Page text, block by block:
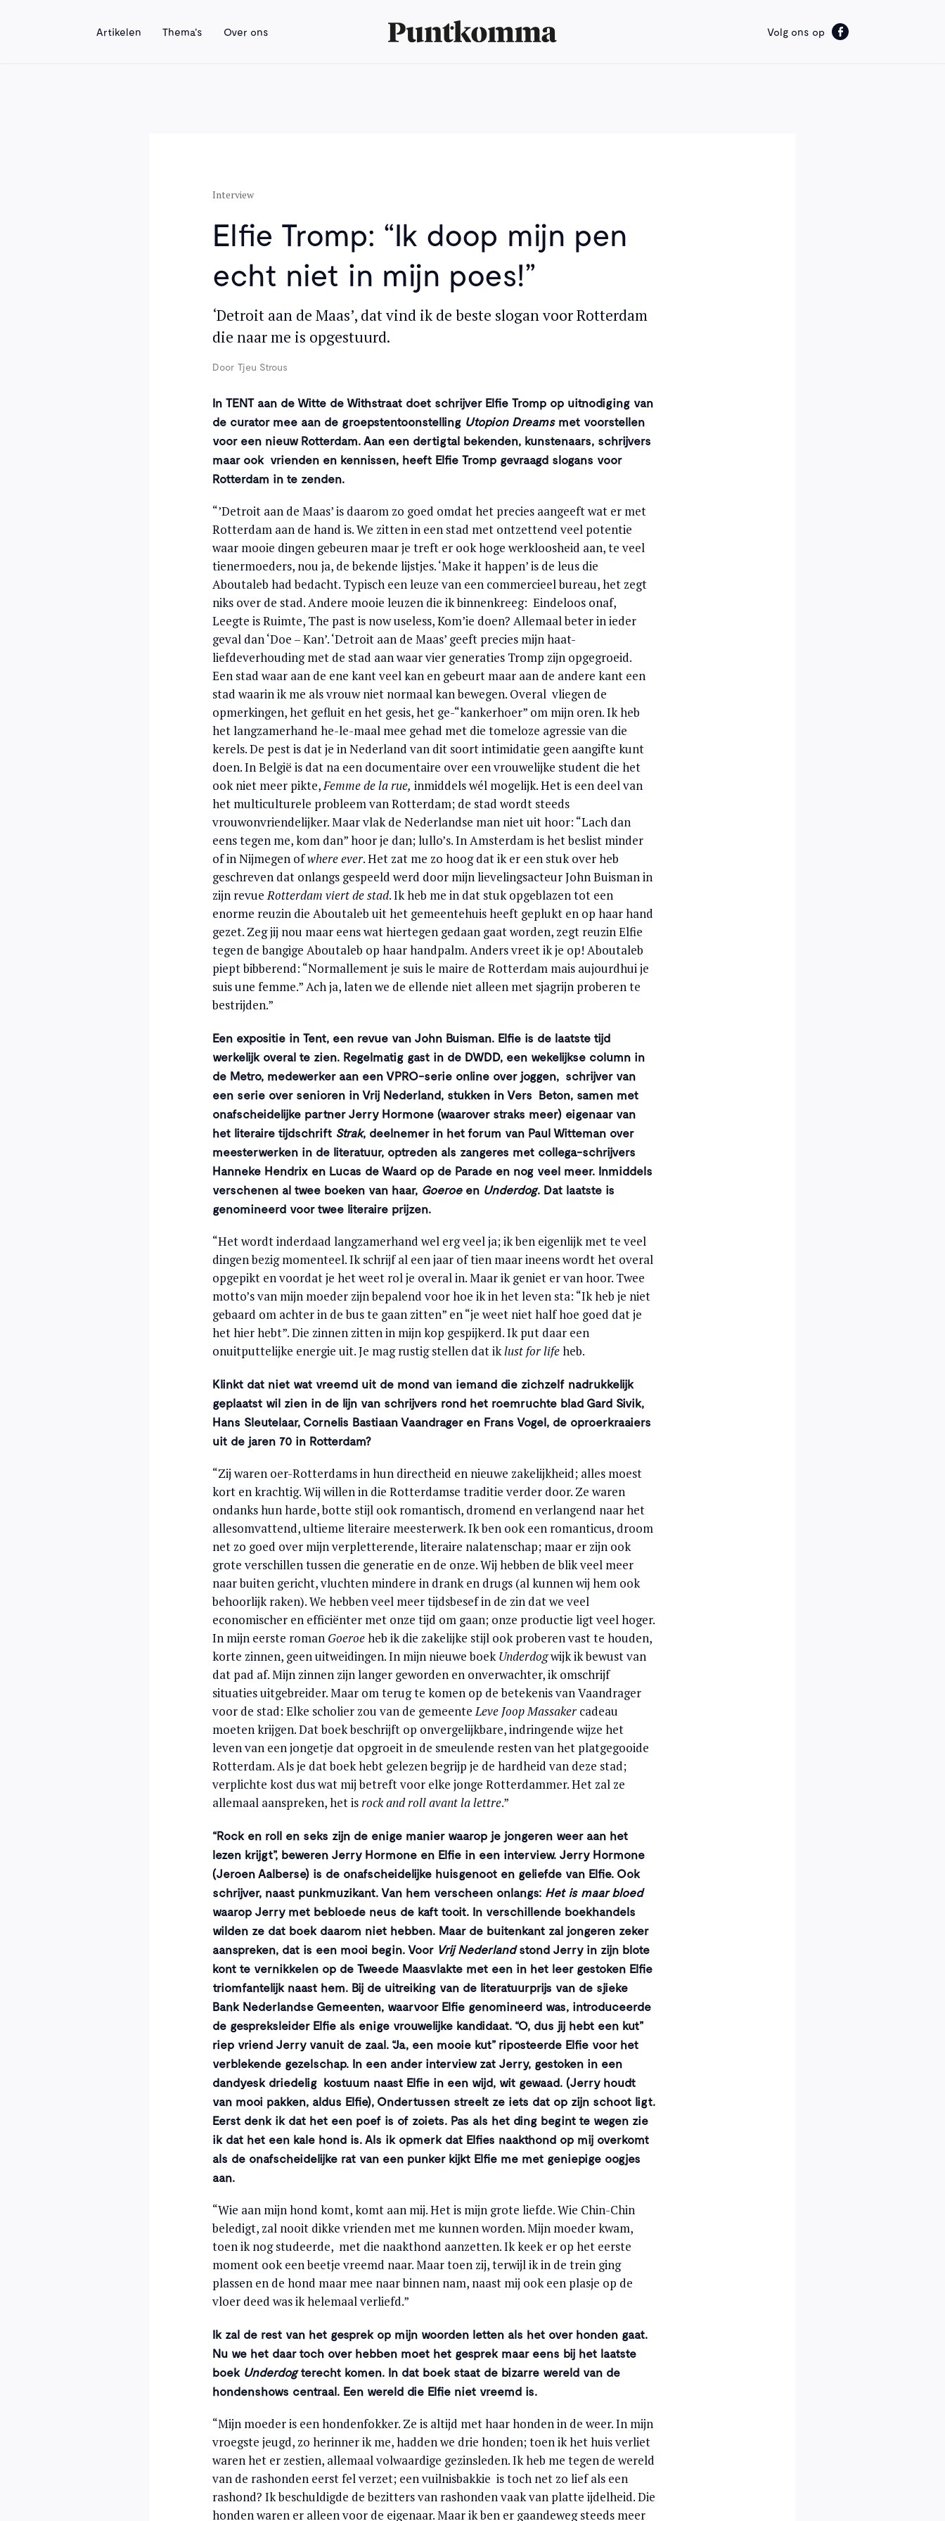
Artikelen Thema's Over ons Volg ons op
Interview
Elfie Tromp: “Ik doop mijn pen
echt niet in mijn poes!”
‘Detroit aan de Maas’, dat vind ik de beste slogan voor Rotterdam
die naar me is opgestuurd.
Door Tjeu Strous
In TENT aan de Witte de Withstraat doet schrijver Elfie Tromp op uitnodiging van
de curator mee aan de groepstentoonstelling Utopion Dreamsmet voorstellen
voor een nieuw Rotterdam. Aan een dertigtal bekenden, kunstenaars, schrijvers
maar ook vrienden en kennissen, heeft Elfie Tromp gevraagd slogans voor
Rotterdam in te zenden.
“’Detroit aan de Maas’ is daarom zo goed omdat het precies aangeeft wat er met
Rotterdam aan de hand is. We zitten in een stad met ontzettend veel potentie
waar mooie dingen gebeuren maar je treft er ook hoge werkloosheid aan, te veel
tienermoeders, nou ja, de bekende lijstjes. ‘Make it happen’ is de leus die
Aboutaleb had bedacht. Typisch een leuze van een commercieel bureau, het zegt
niks over de stad. Andere mooie leuzen die ik binnenkreeg: Eindeloos onaf,
Leegte is Ruimte, The past is now useless, Kom’ie doen? Allemaal beter in ieder
geval dan ‘Doe – Kan’. ‘Detroit aan de Maas’ geeft precies mijn haat-
liefdeverhouding met de stad aan waar vier generaties Tromp zijn opgegroeid.
Een stad waar aan de ene kant veel kan en gebeurt maar aan de andere kant een
stad waarin ik me als vrouw niet normaal kan bewegen. Overal vliegen de
opmerkingen, het gefluit en het gesis, het ge-“kankerhoer” om mijn oren. Ik heb
het langzamerhand he-le-maal mee gehad met die tomeloze agressie van die
kerels. De pest is dat je in Nederland van dit soort intimidatie geen aangifte kunt
doen. In België is dat na een documentaire over een vrouwelijke student die het
ook niet meer pikte,Femme de la rue, inmiddels wél mogelijk. Het is een deel van
het multiculturele probleem van Rotterdam; de stad wordt steeds
vrouwonvriendelijker. Maar vlak de Nederlandse man niet uit hoor: “Lach dan
eens tegen me, kom dan” hoor je dan; lullo’s. In Amsterdam is het beslist minder
of in Nijmegen ofwhere ever. Het zat me zo hoog dat ik er een stuk over heb
geschreven dat onlangs gespeeld werd door mijn lievelingsacteur John Buisman in
zijn revueRotterdam viert de stad. Ik heb me in dat stuk opgeblazen tot een
enorme reuzin die Aboutaleb uit het gemeentehuis heeft geplukt en op haar hand
gezet. Zeg jij nou maar eens wat hiertegen gedaan gaat worden, zegt reuzin Elfie
tegen de bangige Aboutaleb op haar handpalm. Anders vreet ik je op! Aboutaleb
piept bibberend: “Normallement je suis le maire de Rotterdam mais aujourdhui je
suis une femme.” Ach ja, laten we de ellende niet alleen met sjagrijn proberen te
bestrijden.”
Een expositie in Tent, een revue van John Buisman. Elfie is de laatste tijd
werkelijk overal te zien. Regelmatig gast in de DWDD, een wekelijkse column in
de Metro, medewerker aan een VPRO-serie online over joggen, schrijver van
een serie over senioren in Vrij Nederland, stukken in Vers Beton, samen met
onafscheidelijke partner Jerry Hormone (waarover straks meer) eigenaar van
het literaire tijdschrift Strak, deelnemer in het forum van Paul Witteman over
meesterwerken in de literatuur, optreden als zangeres met collega-schrijvers
Hanneke Hendrix en Lucas de Waard op de Parade en nog veel meer. Inmiddels
verschenen al twee boeken van haar, Goeroeen Underdog. Dat laatste is
genomineerd voor twee literaire prijzen.
“Het wordt inderdaad langzamerhand wel erg veel ja; ik ben eigenlijk met te veel
dingen bezig momenteel. Ik schrijf al een jaar of tien maar ineens wordt het overal
opgepikt en voordat je het weet rol je overal in. Maar ik geniet er van hoor. Twee
motto’s van mijn moeder zijn bepalend voor hoe ik in het leven sta: “Ik heb je niet
gebaard om achter in de bus te gaan zitten” en “je weet niet half hoe goed dat je
het hier hebt”. Die zinnen zitten in mijn kop gespijkerd. Ik put daar een
onuitputtelijke energie uit. Je mag rustig stellen dat iklust for lifeheb.
Klinkt dat niet wat vreemd uit de mond van iemand die zichzelf nadrukkelijk
geplaatst wil zien in de lijn van schrijvers rond het roemruchte blad Gard Sivik,
Hans Sleutelaar, Cornelis Bastiaan Vaandrager en Frans Vogel, de oproerkraaiers
uit de jaren 70 in Rotterdam?
“Zij waren oer-Rotterdams in hun directheid en nieuwe zakelijkheid; alles moest
kort en krachtig. Wij willen in die Rotterdamse traditie verder door. Ze waren
ondanks hun harde, botte stijl ook romantisch, dromend en verlangend naar het
allesomvattend, ultieme literaire meesterwerk. Ik ben ook een romanticus, droom
net zo goed over mijn verpletterende, literaire nalatenschap; maar er zijn ook
grote verschillen tussen die generatie en de onze. Wij hebben de blik veel meer
naar buiten gericht, vluchten mindere in drank en drugs (al kunnen wij hem ook
behoorlijk raken). We hebben veel meer tijdsbesef in de zin dat we veel
economischer en efficiënter met onze tijd om gaan; onze productie ligt veel hoger.
In mijn eerste roman Goeroeheb ik die zakelijke stijl ook proberen vast te houden,
korte zinnen, geen uitweidingen. In mijn nieuwe boekUnderdogwijk ik bewust van
dat pad af. Mijn zinnen zijn langer geworden en onverwachter, ik omschrijf
situaties uitgebreider. Maar om terug te komen op de betekenis van Vaandrager
voor de stad: Elke scholier zou van de gemeenteLeve Joop Massaker cadeau
moeten krijgen. Dat boek beschrijft op onvergelijkbare, indringende wijze het
leven van een jongetje dat opgroeit in de smeulende resten van het platgegooide
Rotterdam. Als je dat boek hebt gelezen begrijp je de hardheid van deze stad;
verplichte kost dus wat mij betreft voor elke jonge Rotterdammer. Het zal ze
allemaal aanspreken, het isrock and rollavant la lettre.”
“Rock en roll en seks zijn de enige manier waarop je jongeren weer aan het
lezen krijgt”, beweren Jerry Hormone en Elfie in een interview. Jerry Hormone
(Jeroen Aalberse) is de onafscheidelijke huisgenoot en geliefde van Elfie. Ook
schrijver, naast punkmuzikant. Van hem verscheen onlangs: Het is maar bloed
waarop Jerry met bebloede neus de kaft tooit. In verschillende boekhandels
wilden ze dat boek daarom niet hebben. Maar de buitenkant zal jongeren zeker
aanspreken, dat is een mooi begin. Voor Vrij Nederlandstond Jerry in zijn blote
kont te vernikkelen op de Tweede Maasvlakte met een in het leer gestoken Elfie
triomfantelijk naast hem. Bij de uitreiking van de literatuurprijs van de sjieke
Bank Nederlandse Gemeenten, waarvoor Elfie genomineerd was, introduceerde
de gespreksleider Elfie als enige vrouwelijke kandidaat. “O, dus jij hebt een kut”
riep vriend Jerry vanuit de zaal. “Ja, een mooie kut” riposteerde Elfie voor het
verblekende gezelschap. In een ander interview zat Jerry, gestoken in een
dandyesk driedelig kostuum naast Elfie in een wijd, wit gewaad. (Jerry houdt
van mooi pakken, aldus Elfie), Ondertussen streelt ze iets dat op zijn schoot ligt.
Eerst denk ik dat het een poef is of zoiets. Pas als het ding begint te wegen zie
ik dat het een kale hond is. Als ik opmerk dat Elfies naakthond op mij overkomt
als de onafscheidelijke rat van een punker kijkt Elfie me met geniepige oogjes
aan.
“Wie aan mijn hond komt, komt aan mij. Het is mijn grote liefde. Wie Chin-Chin
beledigt, zal nooit dikke vrienden met me kunnen worden. Mijn moeder kwam,
toen ik nog studeerde, met die naakthond aanzetten. Ik keek er op het eerste
moment ook een beetje vreemd naar. Maar toen zij, terwijl ik in de trein ging
plassen en de hond maar mee naar binnen nam, naast mij ook een plasje op de
vloer deed was ik helemaal verliefd.”
Ik zal de rest van het gesprek op mijn woorden letten als het over honden gaat.
Nu we het daar toch over hebben moet het gesprek maar eens bij het laatste
boek Underdogterecht komen. In dat boek staat de bizarre wereld van de
hondenshows centraal. Een wereld die Elfie niet vreemd is.
“Mijn moeder is een hondenfokker. Ze is altijd met haar honden in de weer. In mijn
vroegste jeugd, zo herinner ik me, hadden we drie honden; toen ik het huis verliet
waren het er zestien, allemaal volwaardige gezinsleden. Ik heb me tegen de wereld
van de rashonden eerst fel verzet; een vuilnisbakkie is toch net zo lief als een
rashond? Ik beschuldigde de bezitters van rashonden vaak van platte ijdelheid. Die
honden waren er alleen voor de eigenaar. Maar ik ben er gaandeweg steeds meer